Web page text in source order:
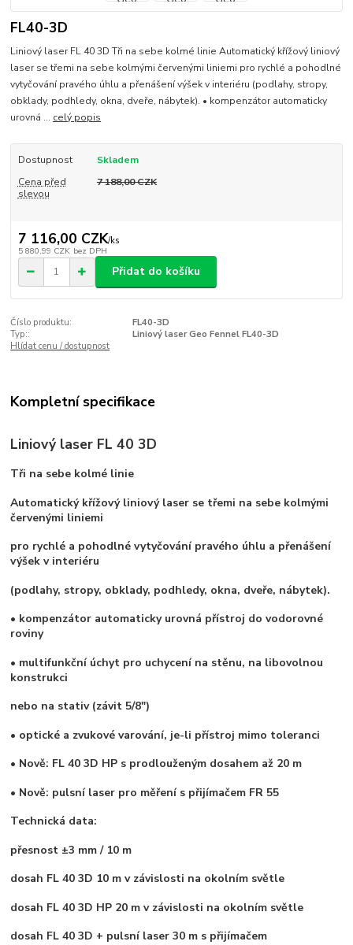
FL40-3D
Liniový laser FL 40 3D Tři na sebe kolmé linie Automatický křížový liniový
laser se třemi na sebe kolmými červenými liniemi pro rychlé a pohodlné
vytyčování pravého úhlu a přenášení výšek v interiéru (podlahy, stropy,
obklady, podhledy, okna, dveře, nábytek). • kompenzátor automaticky
urovná ... celý popis
Dostupnost
Skladem
Cena před
slevou
7 188,00 CZK
7 116,00 CZK/ks
5 880,99 CZK bez DPH
Přidat do košíku
Číslo produktu:
FL40-3D
Typ::
Liniový laser Geo Fennel FL40-3D
Hlídat cenu / dostupnost
Kompletní specifikace
Liniový laser FL 40 3D
Tři na sebe kolmé linie
Automatický křížový liniový laser se třemi na sebe kolmými
červenými liniemi
pro rychlé a pohodlné vytyčování pravého úhlu a přenášení
výšek v interiéru
(podlahy, stropy, obklady, podhledy, okna, dveře, nábytek).
• kompenzátor automaticky urovná přístroj do vodorovné
roviny
• multifunkční úchyt pro uchycení na stěnu, na libovolnou
konstrukci
nebo na stativ (závit 5/8")
• optické a zvukové varování, je-li přístroj mimo toleranci
• Nově: FL 40 3D HP s prodlouženým dosahem až 20 m
• Nově: pulsní laser pro měření s přijímačem FR 55
Technická data:
přesnost ±3 mm / 10 m
dosah FL 40 3D 10 m v závislosti na okolním světle
dosah FL 40 3D HP 20 m v závislosti na okolním světle
dosah FL 40 3D + pulsní laser 30 m s přijímačem